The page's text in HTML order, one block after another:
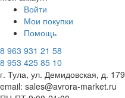
Войти
Мои покупки
Помощь
8 963 931 21 58
8 953 425 85 10
г. Тула, ул. Демидовская, д. 179
email: sales@avrora-market.ru